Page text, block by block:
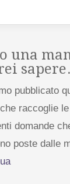
una
pubblicato
raccoglie
domande
poste dalle